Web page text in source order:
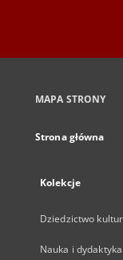
MAPA STRONY
Strona główna
Kolekcje
Dziedzictwo
Nauka i dydaktyka